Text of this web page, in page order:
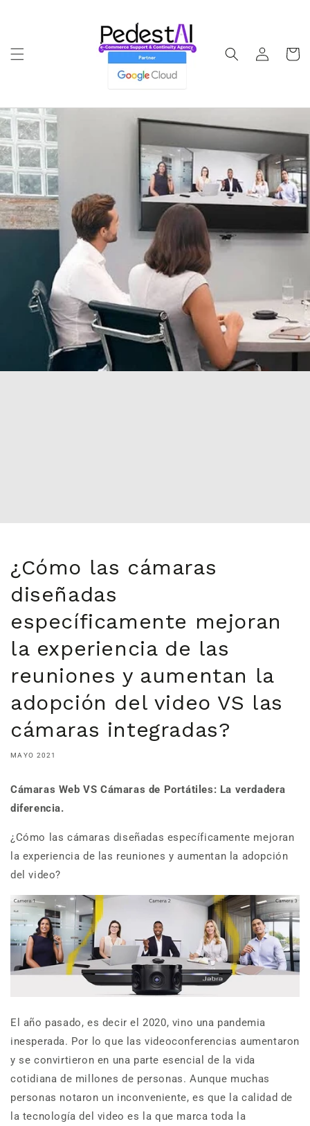
sesión
Carrito
¿Cómo las cámaras
diseñadas
específicamente mejoran
la experiencia de las
reuniones y aumentan la
adopción del video VS las
cámaras integradas?
MAYO 2021
Cámaras Web VS Cámaras de Portátiles: La verdadera
diferencia.
¿Cómo las cámaras diseñadas específicamente mejoran
la experiencia de las reuniones y aumentan la adopción
del video?
El año pasado, es decir el 2020, vino una pandemia
inesperada. Por lo que las videoconferencias aumentaron
y se convirtieron en una parte esencial de la vida
cotidiana de millones de personas. Aunque muchas
personas notaron un inconveniente, es que la calidad de
la tecnología del video es la que marca toda la